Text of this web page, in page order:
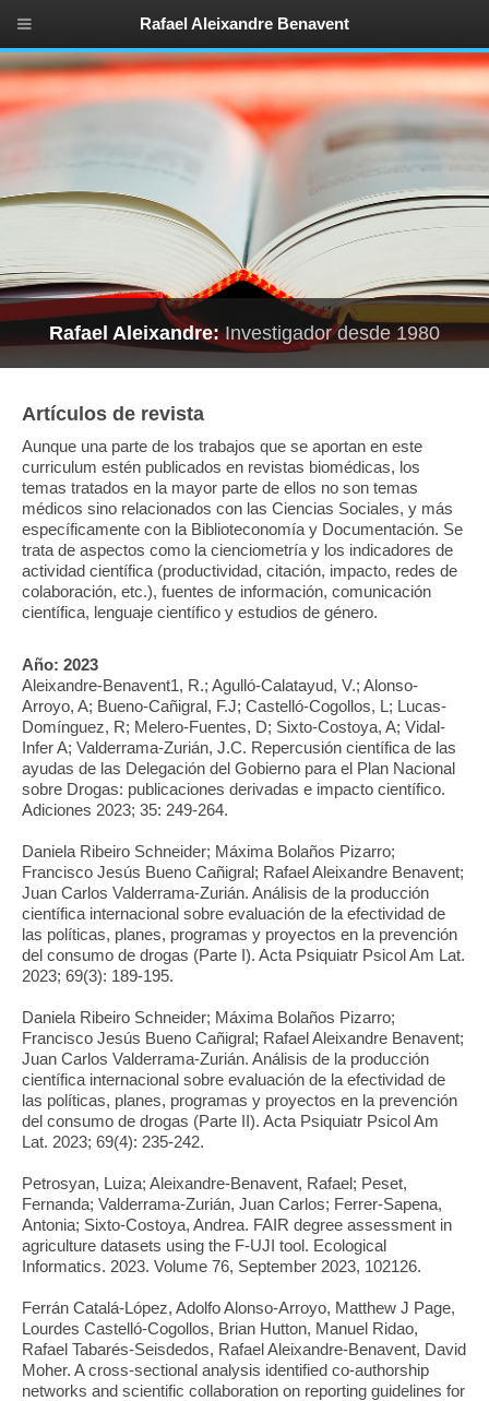
Rafael Aleixandre:Investigador desde 1980
Artículos de revista
Aunque una parte de los trabajos que se aportan en este
curriculum estén publicados en revistas biomédicas, los
temas tratados en la mayor parte de ellos no son temas
médicos sino relacionados con las Ciencias Sociales, y más
específicamente con la Biblioteconomía y Documentación. Se
trata de aspectos como la cienciometría y los indicadores de
actividad científica (productividad, citación, impacto, redes de
colaboración, etc.), fuentes de información, comunicación
científica, lenguaje científico y estudios de género.
Año: 2023
Aleixandre-Benavent1, R.; Agulló-Calatayud, V.; Alonso-
Arroyo, A; Bueno-Cañigral, F.J; Castelló-Cogollos, L; Lucas-
Domínguez, R; Melero-Fuentes, D; Sixto-Costoya, A; Vidal-
Infer A; Valderrama-Zurián, J.C. Repercusión científica de las
ayudas de las Delegación del Gobierno para el Plan Nacional
sobre Drogas: publicaciones derivadas e impacto científico.
Adiciones 2023; 35: 249-264.
Daniela Ribeiro Schneider; Máxima Bolaños Pizarro;
Francisco Jesús Bueno Cañigral; Rafael Aleixandre Benavent;
Juan Carlos Valderrama-Zurián. Análisis de la producción
científica internacional sobre evaluación de la efectividad de
las políticas, planes, programas y proyectos en la prevención
del consumo de drogas (Parte I). Acta Psiquiatr Psicol Am Lat.
2023; 69(3): 189-195.
Daniela Ribeiro Schneider; Máxima Bolaños Pizarro;
Francisco Jesús Bueno Cañigral; Rafael Aleixandre Benavent;
Juan Carlos Valderrama-Zurián. Análisis de la producción
científica internacional sobre evaluación de la efectividad de
las políticas, planes, programas y proyectos en la prevención
del consumo de drogas (Parte II). Acta Psiquiatr Psicol Am
Lat. 2023; 69(4): 235-242.
Petrosyan, Luiza; Aleixandre-Benavent, Rafael; Peset,
Fernanda; Valderrama-Zurián, Juan Carlos; Ferrer-Sapena,
Antonia; Sixto-Costoya, Andrea. FAIR degree assessment in
agriculture datasets using the F-UJI tool. Ecological
Informatics. 2023. Volume 76, September 2023, 102126.
Ferrán Catalá-López, Adolfo Alonso-Arroyo, Matthew J Page,
Lourdes Castelló-Cogollos, Brian Hutton, Manuel Ridao,
Rafael Tabarés-Seisdedos, Rafael Aleixandre-Benavent, David
Moher. A cross-sectional analysis identified co-authorship
networks and scientific collaboration on reporting guidelines for
Rafael Aleixandre Benavent